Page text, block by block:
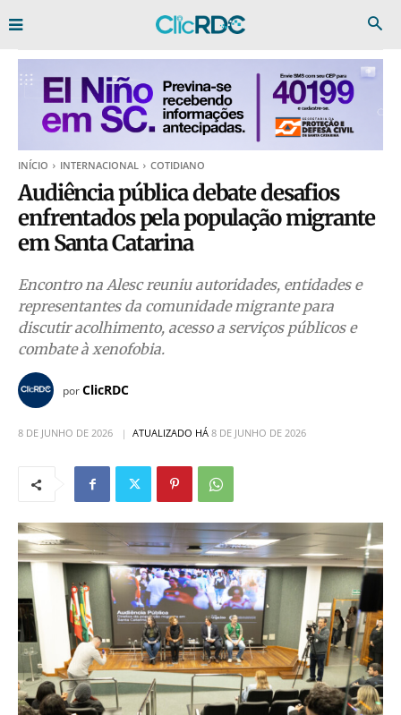
INÍCIO INTERNACIONAL COTIDIANO
Audiência pública debate desafios
enfrentados pela população migrante
em Santa Catarina
Encontro na Alesc reuniu autoridades, entidades e
representantes da comunidade migrante para
discutir acolhimento, acesso a serviços públicos e
combate à xenofobia.
porClicRDC
8 DE JUNHO DE 2026 ATUALIZADO HÁ 8 DE JUNHO DE 2026